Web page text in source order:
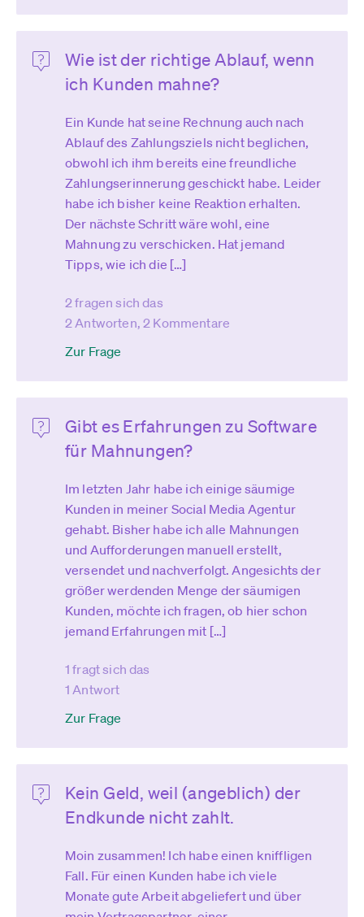
Wie ist der richtige Ablauf, wenn
ich Kunden mahne?
Ein Kunde hat seine Rechnung auch nach
Ablauf des Zahlungsziels nicht beglichen,
obwohl ich ihm bereits eine freundliche
Zahlungserinnerung geschickt habe. Leider
habe ich bisher keine Reaktion erhalten.
Der nächste Schritt wäre wohl, eine
Mahnung zu verschicken. Hat jemand
Tipps, wie ich die […]
2 fragen sich das
2 Antworten, 2 Kommentare
Zur Frage
Gibt es Erfahrungen zu Software
für Mahnungen?
Im letzten Jahr habe ich einige säumige
Kunden in meiner Social Media Agentur
gehabt. Bisher habe ich alle Mahnungen
und Aufforderungen manuell erstellt,
versendet und nachverfolgt. Angesichts der
größer werdenden Menge der säumigen
Kunden, möchte ich fragen, ob hier schon
jemand Erfahrungen mit […]
1 fragt sich das
1 Antwort
Zur Frage
Kein Geld, weil (angeblich) der
Endkunde nicht zahlt.
Moin zusammen! Ich habe einen kniffligen
Fall. Für einen Kunden habe ich viele
Monate gute Arbeit abgeliefert und über